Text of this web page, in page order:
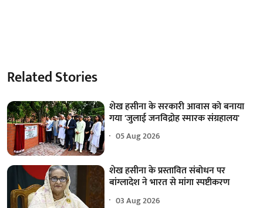
Related Stories
शेख हसीना के सरकारी आवास को बनाया
गया 'जुलाई जनविद्रोह स्मारक संग्रहालय'
05 Aug 2026
शेख हसीना के प्रस्तावित संबोधन पर
बांग्लादेश ने भारत से मांगा स्पष्टीकरण
03 Aug 2026